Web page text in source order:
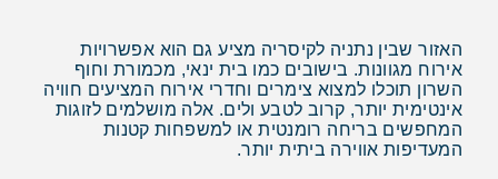
האזור שבין נתניה לקיסריה מציע גם הוא אפשרויות
אירוח מגוונות. בישובים כמו בית ינאי, מכמורת וחוף
השרון תוכלו למצוא צימרים וחדרי אירוח המציעים חוויה
אינטימית יותר, קרוב לטבע ולים. אלה מושלמים לזוגות
המחפשים בריחה רומנטית או למשפחות קטנות
המעדיפות אווירה ביתית יותר.